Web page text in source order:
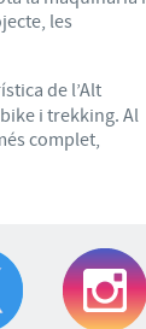
les
de l’Alt
i trekking. Al
complet,